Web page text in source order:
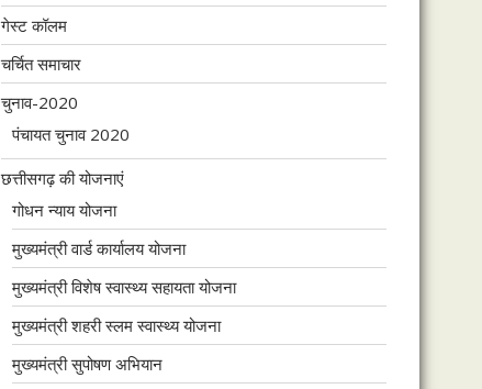
गेस्ट कॉलम
चर्चित समाचार
चुनाव-2020
पंचायत चुनाव 2020
छत्तीसगढ़ की योजनाएं
गोधन न्याय योजना
मुख्यमंत्री वार्ड कार्यालय योजना
मुख्यमंत्री विशेष स्वास्थ्य सहायता योजना
मुख्यमंत्री शहरी स्लम स्वास्थ्य योजना
मुख्यमंत्री सुपोषण अभियान